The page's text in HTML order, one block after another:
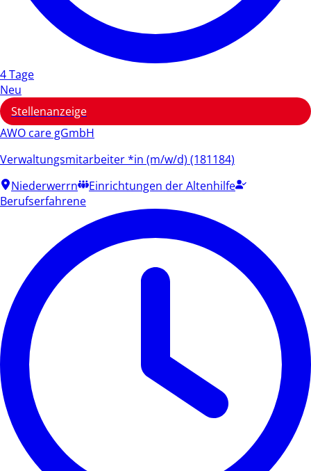
4 Tage
Neu
Stellenanzeige
AWO care gGmbH
Verwaltungsmitarbeiter *in (m/w/d) (181184)
Niederwerrn
Einrichtungen der Altenhilfe
Berufserfahrene